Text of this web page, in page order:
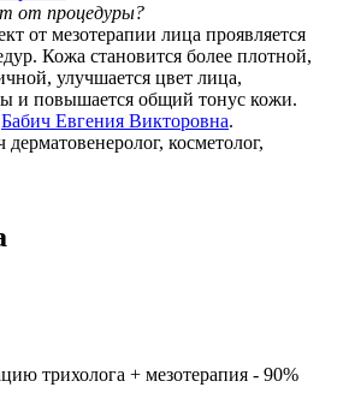
от процедуры?
от мезотерапии лица проявляется
Кожа становится более плотной,
улучшается цвет лица,
и повышается общий тонус кожи.
Бабич Евгения Викторовна.
дерматовенеролог, косметолог,